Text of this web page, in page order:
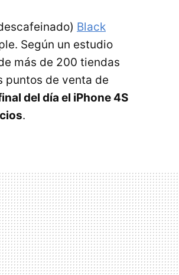
Black
Según un estudio
más de 200 tiendas
puntos de venta de
del día el iPhone 4S
.